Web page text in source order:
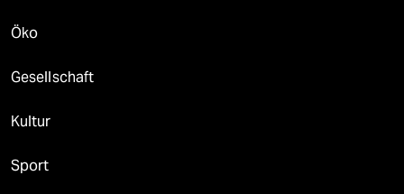
Öko
Gesellschaft
Kultur
Sport